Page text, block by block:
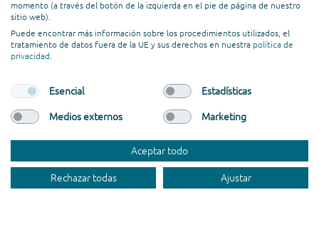
El más alto nivel de
personalización y
digitalización – un caso
3 de julio de 2025
que quería: un sistema completo adaptado a los requisitos del sector de
la cesión de personal ...
momento (a través del botón de la izquierda en el pie de página de nuestro
sitio web).
Puede encontrar más información sobre los procedimientos utilizados, el
tratamiento de datos fuera de la UE y sus derechos en nuestra política de
privacidad
Esencial Estadísticas
Medios externos Marketing
Aceptar todo
Rechazar todas Ajustar